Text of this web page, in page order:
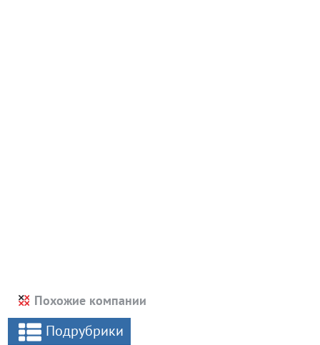
Похожие компании
Подрубрики